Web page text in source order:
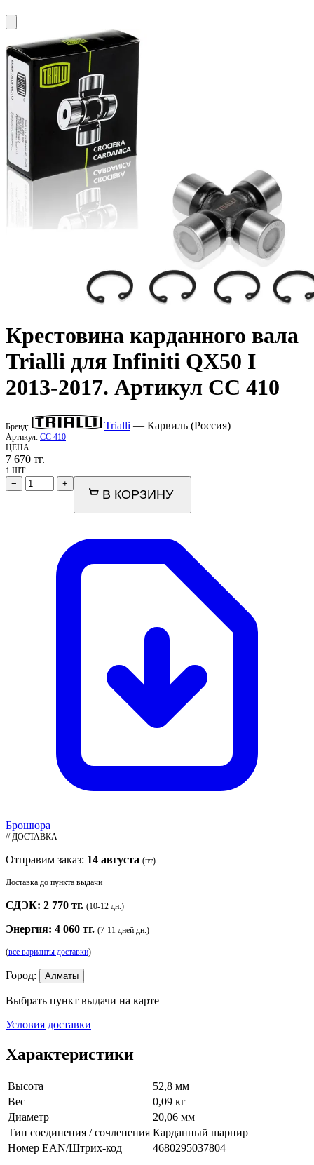
Крестовина карданного вала
Trialli для Infiniti QX50 I
2013-2017. Артикул CC 410
Бренд: Trialli — Карвиль (Россия)
Артикул: CC 410
ЦЕНА
7 670 тг.
1 ШТ
− +
В КОРЗИНУ
Брошюра
// ДОСТАВКА
Отправим заказ: 14 августа (пт)
Доставка до пункта выдачи
СДЭК: 2 770 тг. (10-12 дн.)
Энергия: 4 060 тг. (7-11 дней дн.)
(все варианты доставки)
Город: Алматы
Выбрать пункт выдачи на карте
Условия доставки
Характеристики
Высота
52,8 мм
Вес
0,09 кг
Диаметр
20,06 мм
Тип соединения / сочленения Карданный шарнир
Номер EAN/Штрих-код
4680295037804